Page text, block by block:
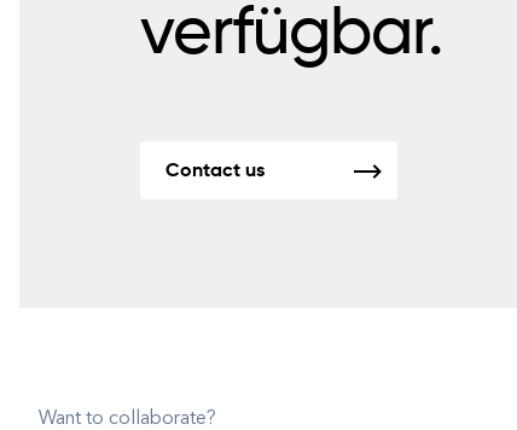
verfügbar.
Contact us
Want to collaborate?